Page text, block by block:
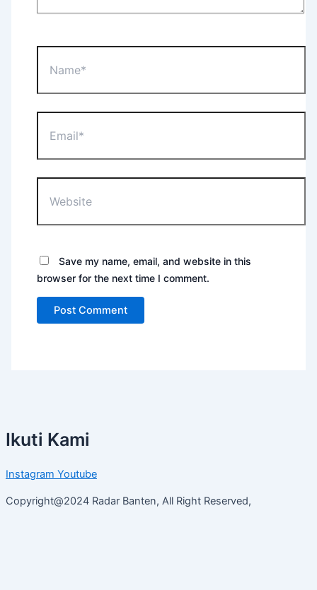
Save my name, email, and website in this
browser for the next time I comment.
Ikuti Kami
Instagram Youtube
Copyright@2024 Radar Banten, All Right Reserved,